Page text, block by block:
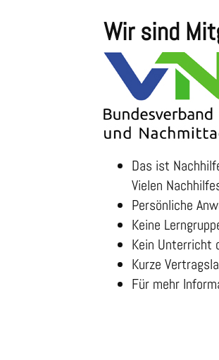
Wir sind
Das ist
Vielen
Persönliche
Keine
Kein Unterricht
Kurze
Für mehr